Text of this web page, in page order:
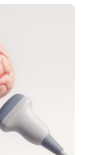
– unter
und
dem
2025 in
für
in